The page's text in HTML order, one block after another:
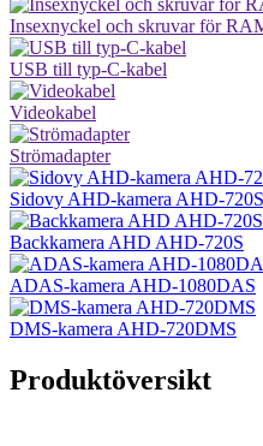
Insexnyckel och skruvar för
USB till typ-C-kabel
Videokabel
Strömadapter
Sidovy AHD-kamera AHD-720S
Backkamera AHD AHD-720S
ADAS-kamera AHD-1080DAS
DMS-kamera AHD-720DMS
Produktöversikt